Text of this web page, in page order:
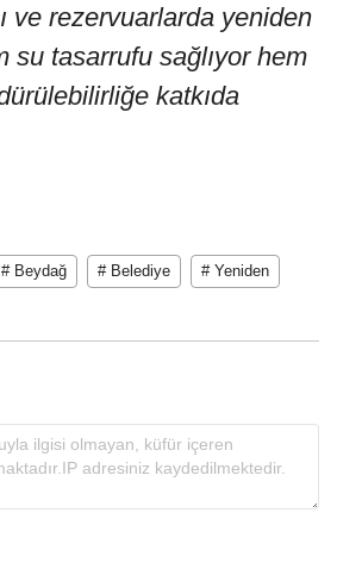
ve rezervuarlarda yeniden
su tasarrufu sağlıyor hem
katkıda
# Beydağ # Belediye # Yeniden